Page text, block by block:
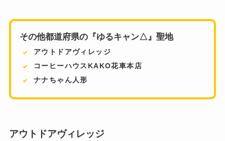
その他都道府県の『ゆるキャン△』聖地
アウトドアヴィレッジ
コーヒーハウスKAKO花車本店
ナナちゃん人形
アウトドアヴィレッジ